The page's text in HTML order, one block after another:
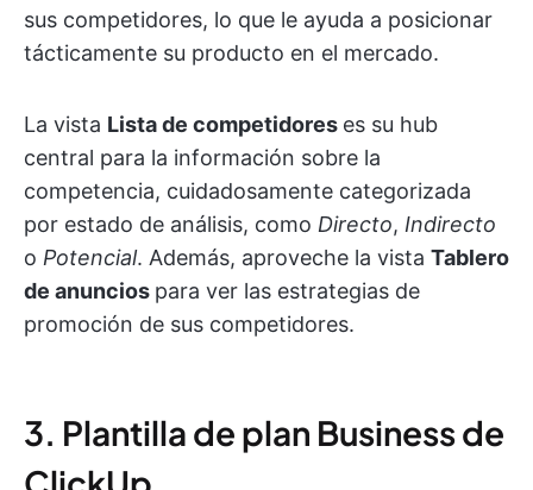
sus competidores, lo que le ayuda a posicionar
tácticamente su producto en el mercado.
La vista Lista de competidores es su hub
central para la información sobre la
competencia, cuidadosamente categorizada
por estado de análisis, como Directo, Indirecto
o Potencial. Además, aproveche la vista Tablero
de anuncios para ver las estrategias de
promoción de sus competidores.
3. Plantilla de plan Business de